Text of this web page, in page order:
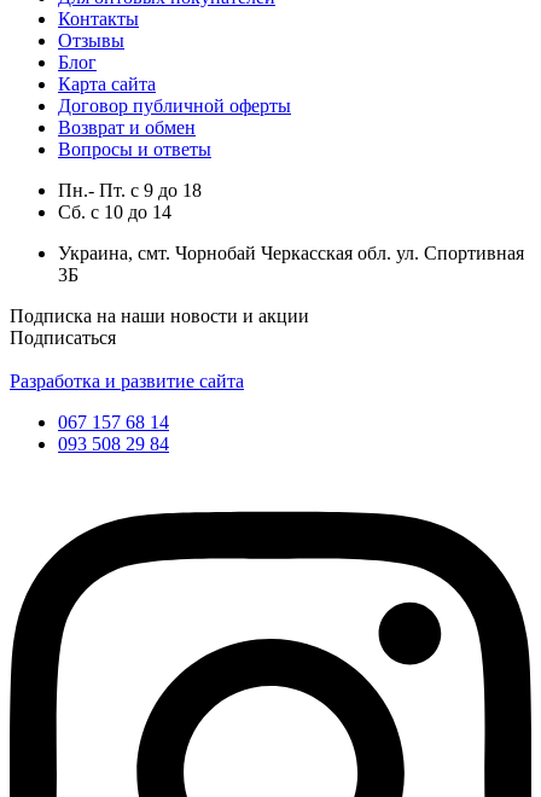
Контакты
Отзывы
Блог
Карта сайта
Договор публичной оферты
Возврат и обмен
Вопросы и ответы
Пн.- Пт. с 9 до 18
Сб. с 10 до 14
Украина, смт. Чорнобай Черкасская обл. ул. Спортивная
3Б
Подписка на наши новости и акции
Подписаться
Разработка и развитие сайта
067 157 68 14
093 508 29 84